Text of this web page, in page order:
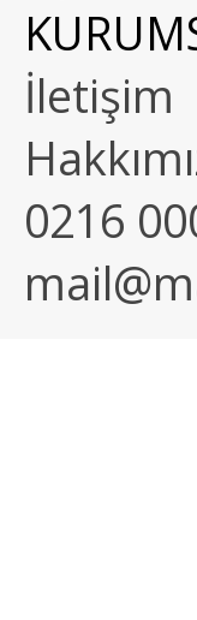
İletişim
0216